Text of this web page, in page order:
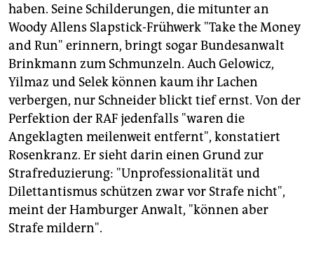
6. November 2007: Selek wird in der Türkei verhaftet.
22. April 2009
: Beginn der Hauptverhandlung gegen
die Sauerland-Gruppe vor dem Düsseldorfer
Oberlandesgericht.
haben. Seine Schilderungen, die mitunter an
Woody Allens Slapstick-Frühwerk "Take the Money
and Run" erinnern, bringt sogar Bundesanwalt
Brinkmann zum Schmunzeln. Auch Gelowicz,
Yilmaz und Selek können kaum ihr Lachen
verbergen, nur Schneider blickt tief ernst. Von der
Perfektion der RAF jedenfalls "waren die
Angeklagten meilenweit entfernt", konstatiert
Rosenkranz. Er sieht darin einen Grund zur
Strafreduzierung: "Unprofessionalität und
Dilettantismus schützen zwar vor Strafe nicht",
meint der Hamburger Anwalt, "können aber
Strafe mildern".